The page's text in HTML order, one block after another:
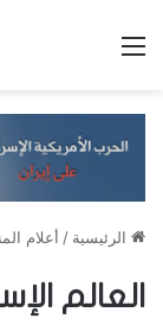
الرئيسية / أعلام
العالم